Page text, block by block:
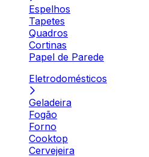
Espelhos
Tapetes
Quadros
Cortinas
Papel de Parede
Eletrodomésticos
Geladeira
Fogão
Forno
Cooktop
Cervejeira